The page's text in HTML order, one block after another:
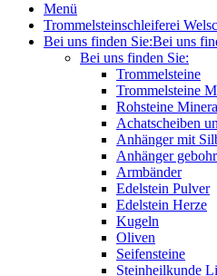
Menü
Trommelsteinschleiferei
Bei uns finden Sie:Bei uns
Bei uns finden Sie:
Trommelsteine
Trommelsteine
Rohsteine
Achatscheiben
Anhänger mit
Anhänger
Armbänder
Edelstein Pulver
Edelstein Herze
Kugeln
Oliven
Seifensteine
Steinheilkunde